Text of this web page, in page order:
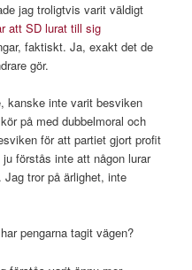
jag troligtvis varit väldigt
att SD lurat till sig
faktiskt. Ja, exakt det de
gör.
kanske inte varit besviken
på med dubbelmoral och
för att partiet gjort profit
förstås inte att någon lurar
tror på ärlighet, inte
pengarna tagit vägen?